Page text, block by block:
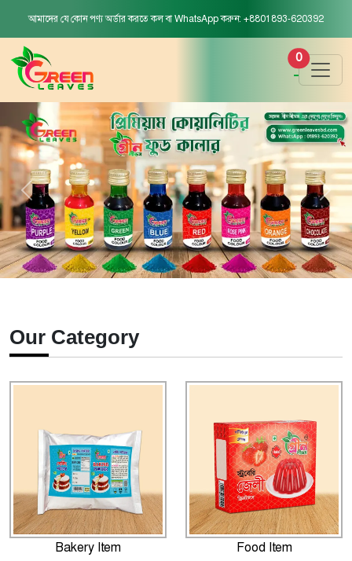
আমাদের যে কোন পণ্য অর্ডার করতে কল বা WhatsApp করুন: +8801893-620392
0
Our Category
Bakery Item Food Item